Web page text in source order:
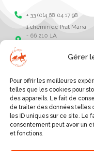
Gérer
Pour offrir les meilleures
telles que les cookies pour
des appareils. Le fait de
de traiter des données telles
les ID uniques sur ce site. Le
consentement peut avoir un
et fonctions.
+ 33 (0)4 68 04 17 98
1 chemin de Prat Marra
- 66 210 LA
Pyrénées Orientales
Chevaux de la
tramontane